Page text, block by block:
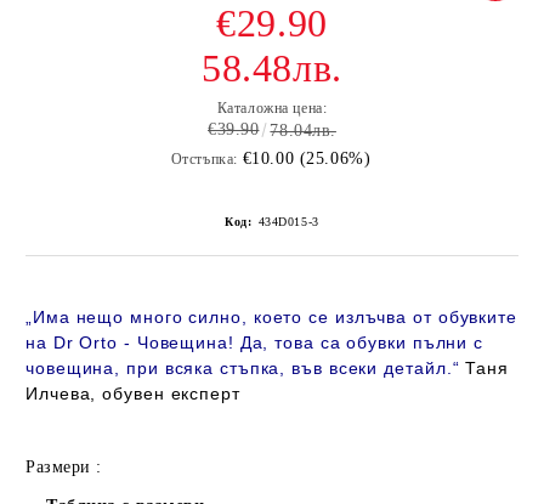
€29.90
58.48лв.
Каталожна цена:
€39.90 78.04лв.
Отстъпка: €10.00 (25.06%)
Код: 434D015-3
Има нещо много силно, което се излъчва от обувките
на Dr Orto - Човещина! Да, това са обувки пълни с
човещина, при всяка стъпка, във всеки детайл .“ Таня
Илчева, обувен експерт
Размери :